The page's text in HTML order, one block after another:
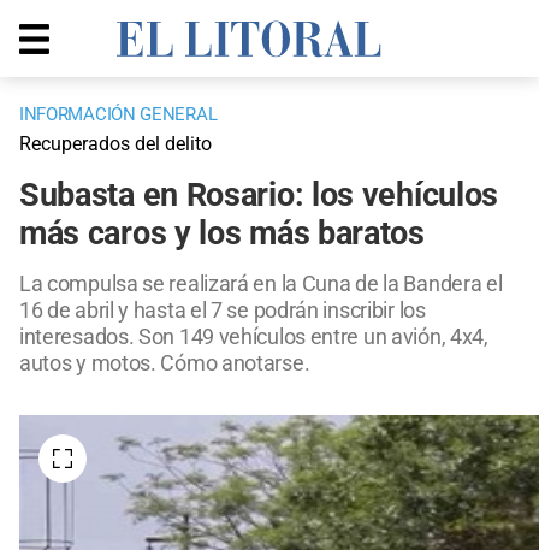
INFORMACIÓN GENERAL
Recuperados del delito
Subasta en Rosario: los vehículos
más caros y los más baratos
La compulsa se realizará en la Cuna de la Bandera el
16 de abril y hasta el 7 se podrán inscribir los
interesados. Son 149 vehículos entre un avión, 4x4,
autos y motos. Cómo anotarse.